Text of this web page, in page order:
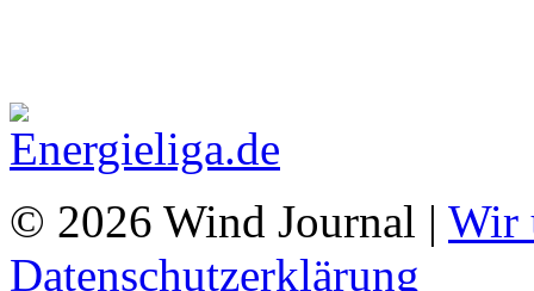
© 2026 Wind Journal | Wir
Datenschutzerklärung